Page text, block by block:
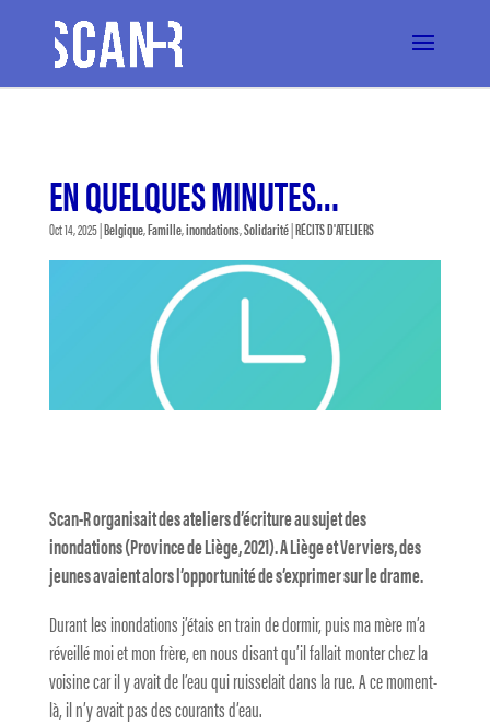
EN QUELQUES MINUTES…
Oct 14, 2025|Belgique,Famille,inondations,Solidarité|RÉCITS D'ATELIERS
Scan-R organisait des ateliers d’écriture au sujet des
inondations (Province de Liège, 2021). A Liège et Verviers, des
jeunes avaient alors l’opportunité de s’exprimer sur le drame.
Durant les inondations j’étais en train de dormir, puis ma mère m’a
réveillé moi et mon frère, en nous disant qu’il fallait monter chez la
voisine car il y avait de l’eau qui ruisselait dans la rue. A ce moment-
là, il n’y avait pas des courants d’eau.